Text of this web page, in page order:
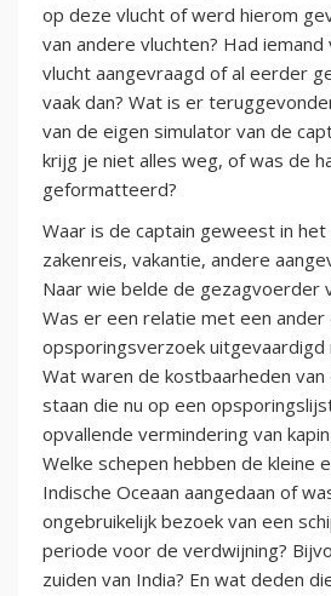
op deze vlucht of werd hierom
van andere vluchten? Had
vlucht aangevraagd of al eerder
vaak dan? Wat is er
van de eigen simulator van de
krijg je niet alles weg, of was de
geformatteerd?
Waar is de captain geweest in
zakenreis, vakantie, andere
Naar wie belde de gezagvoerder
Was er een relatie met een ander
opsporingsverzoek uitgevaardigd
Wat waren de kostbaarheden van
staan die nu op een
opvallende vermindering van
Welke schepen hebben de kleine
Indische Oceaan aangedaan of
ongebruikelijk bezoek van een
periode voor de verdwijning?
zuiden van India? En wat deden